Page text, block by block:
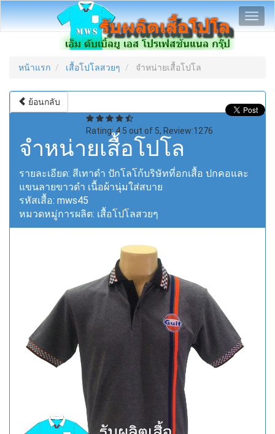
หน้าแรก เสื้อโปโลสวยๆ จำหน่ายเสื้อโปโล
ย้อนกลับ
Rating:4.5 out of 5, Review:1276
จำหน่ายเสื้อโปโล
รายละเอียด: สีเทาดำ ปักโลโก้บริษัทที่อกเสื้อ ปกคอและ
แขนลายขาวดำ เนื้อผ้านุ่มใส่สบาย
รหัสเสื้อ: mws45
หมวดหมู่การผลิต: เสื้อโปโลสวยๆ